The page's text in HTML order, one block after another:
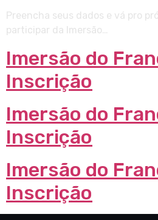
Preencha seus dados e vá pro
participar da Imersão…
Imersão do
Inscrição
Imersão do
Inscrição
Imersão do
Inscrição